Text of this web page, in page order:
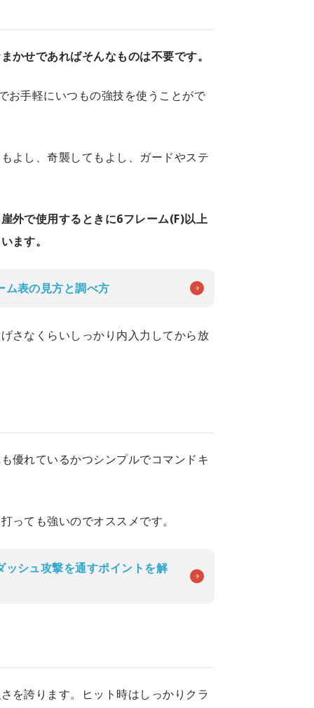
かせであればそんなものは不要です。
お手軽にいつもの強技を使うことがで
よし、奇襲してもよし、ガードやステ
崖外で使用するときに6フレーム(F)以上
ます。
ム表の見方と調べ方
さなくらいしっかり内入力してから放
優れているかつシンプルでコマンドキ
っても強いのでオススメです。
ッシュ攻撃を通すポイントを解
を誇ります。ヒット時はしっかりクラ